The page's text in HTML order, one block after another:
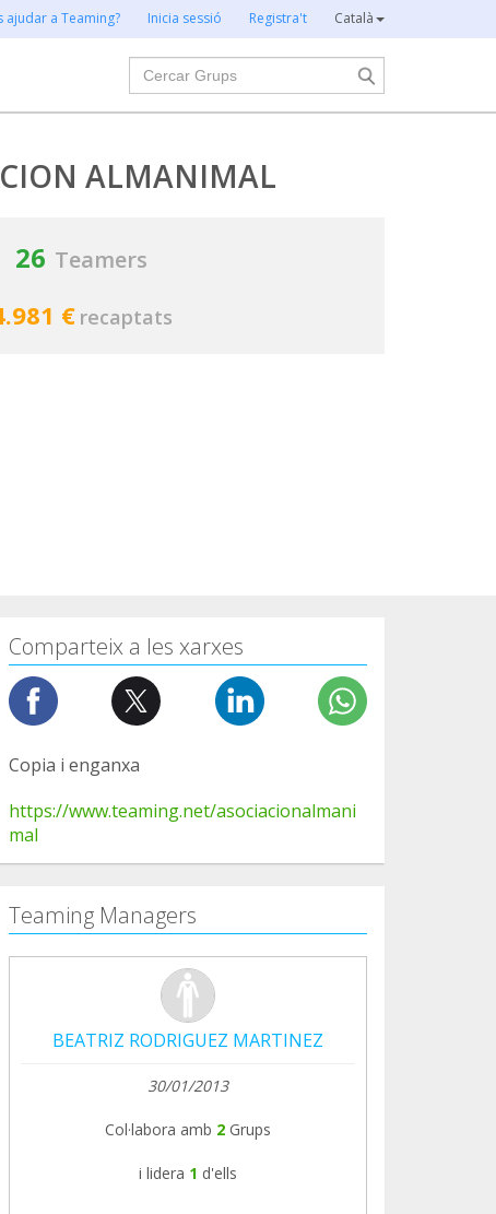
ajudar a Teaming? Inicia sessió Registra't Català
Cercar
ALMANIMAL
26 Teamers
€ recaptats
Comparteix a les xarxes
Copia i enganxa
https://www.teaming.net/asociacionalmani
mal
Teaming Managers
BEATRIZ RODRIGUEZ MARTINEZ
30/01/2013
Col·labora amb 2 Grups
i lidera 1 d'ells